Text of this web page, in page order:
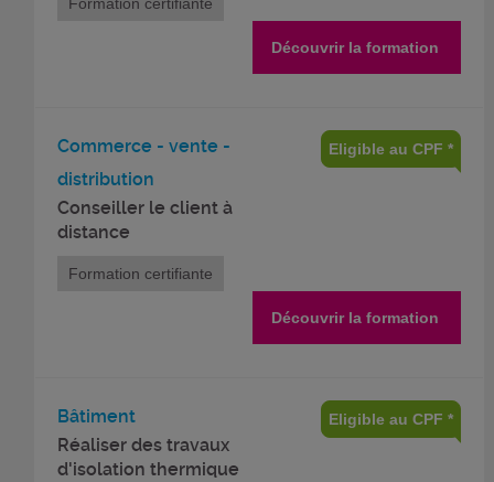
Découvrir la formation
Commerce - vente -
distribution
Conseiller le client à
distance
Eligible au CPF *
Formation certifiante
Découvrir la formation
Bâtiment
Réaliser des travaux
d'isolation thermique
Eligible au CPF *